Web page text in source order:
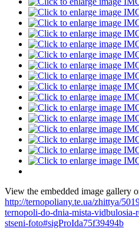
View the embedded image gallery
http://ternopoliany.te.ua/zhittya/
ternopoli-do-dnia-mista-vidbulosia-
stseni-foto#sigProIda75f39494b